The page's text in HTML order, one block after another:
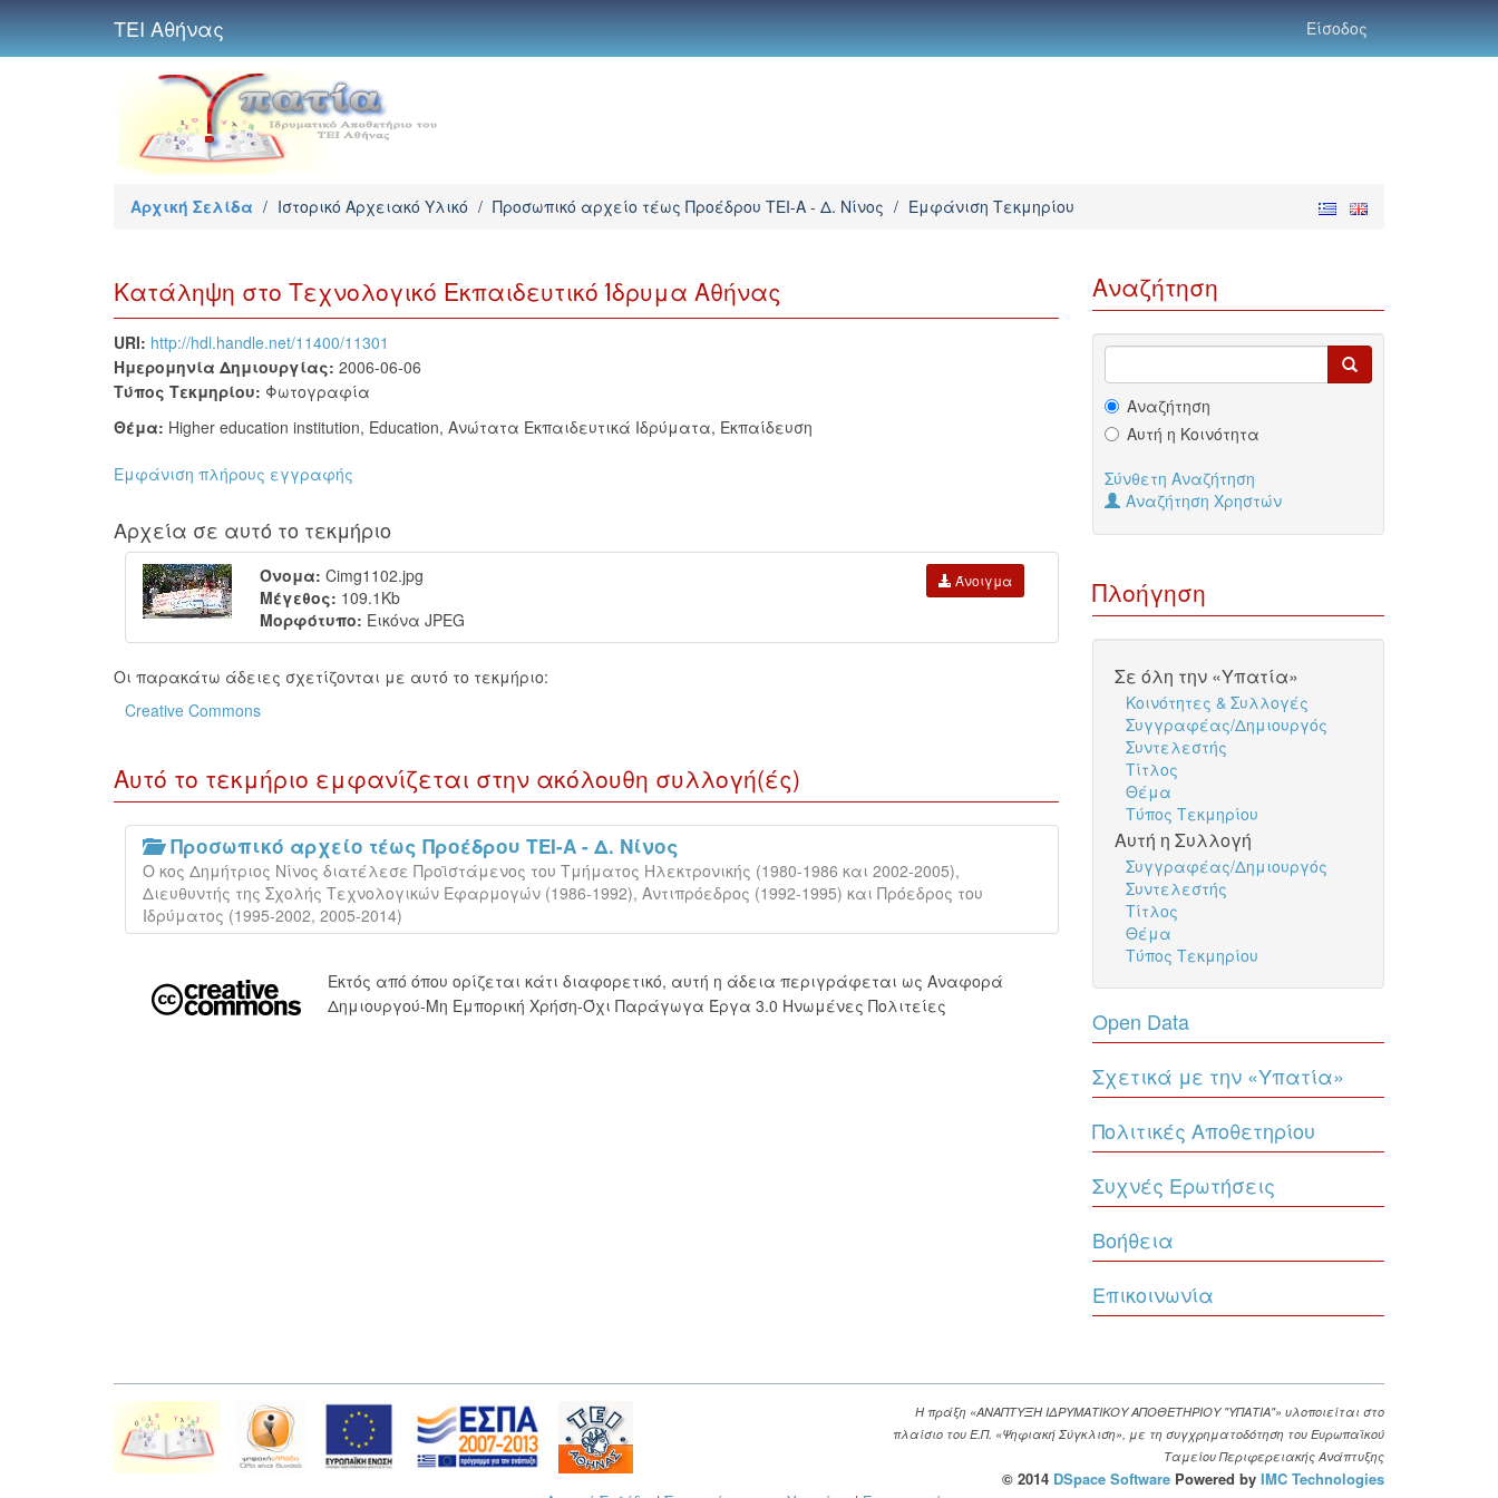
ΤΕΙ Αθήνας Είσοδος
Αρχική Σελίδα / Ιστορικό Αρχειακό Υλικό / Προσωπικό αρχείο τέως Προέδρου ΤΕΙ-Α - Δ. Νίνος / Εμφάνιση Τεκμηρίου
Κατάληψη στο Τεχνολογικό Εκπαιδευτικό Ίδρυμα Αθήνας
URI: http://hdl.handle.net/11400/11301
Ημερομηνία Δημιουργίας: 2006-06-06
Τύπος Τεκμηρίου: Φωτογραφία
Θέμα: Higher education institution, Education, Ανώτατα Εκπαιδευτικά Ιδρύματα, Εκπαίδευση
Εμφάνιση πλήρους εγγραφής
Αρχεία σε αυτό το τεκμήριο
Όνομα: Cimg1102.jpg
Μέγεθος: 109.1Kb
Μορφότυπο: Εικόνα JPEG
Άνοιγμα
Οι παρακάτω άδειες σχετίζονται με αυτό το τεκμήριο:
Creative Commons
Αυτό το τεκμήριο εμφανίζεται στην ακόλουθη συλλογή(ές)
Προσωπικό αρχείο τέως Προέδρου ΤΕΙ-Α - Δ. Νίνος
Ο κος Δημήτριος Νίνος διατέλεσε Προϊστάμενος του Τμήματος Ηλεκτρονικής (1980-1986 και 2002-2005),
Διευθυντής της Σχολής Τεχνολογικών Εφαρμογών (1986-1992), Αντιπρόεδρος (1992-1995) και Πρόεδρος του
Ιδρύματος (1995-2002, 2005-2014)
Εκτός από όπου ορίζεται κάτι διαφορετικό, αυτή η άδεια περιγράφεται ως Αναφορά
Δημιουργού-Μη Εμπορική Χρήση-Όχι Παράγωγα Έργα 3.0 Ηνωμένες Πολιτείες
Αναζήτηση
Αναζήτηση
Αυτή η Κοινότητα
Σύνθετη Αναζήτηση
Αναζήτηση Χρηστών
Πλοήγηση
Σε όλη την «Υπατία»
Κοινότητες & Συλλογές
Συγγραφέας/Δημιουργός
Συντελεστής
Τίτλος
Θέμα
Τύπος Τεκμηρίου
Αυτή η Συλλογή
Συγγραφέας/Δημιουργός
Συντελεστής
Τίτλος
Θέμα
Τύπος Τεκμηρίου
Open Data
Σχετικά με την «Υπατία»
Πολιτικές Αποθετηρίου
Συχνές Ερωτήσεις
Βοήθεια
Επικοινωνία
Η πράξη «ΑΝΑΠΤΥΞΗ ΙΔΡΥΜΑΤΙΚΟΥ ΑΠΟΘΕΤΗΡΙΟΥ "ΥΠΑΤΙΑ"» υλοποιείται στο
πλαίσιο του Ε.Π. «Ψηφιακή Σύγκλιση», με τη συγχρηματοδότηση του Ευρωπαϊκού
Ταμείου Περιφερειακής Ανάπτυξης
© 2014 DSpace Software Powered by IMC Technologies